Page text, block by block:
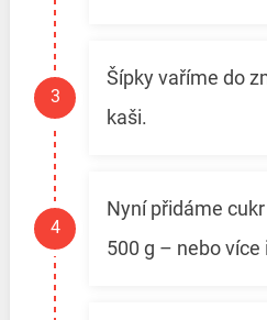
Šípky vaříme do
kaši.
Nyní přidáme
500 g – nebo více